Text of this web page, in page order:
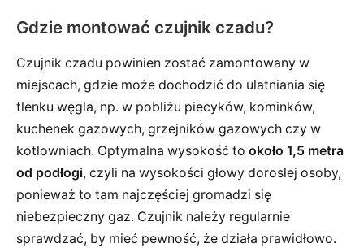
Gdzie montować czujnik czadu?
Czujnik czadu powinien zostać zamontowany w
miejscach, gdzie może dochodzić do ulatniania się
tlenku węgla, np. w pobliżu piecyków, kominków,
kuchenek gazowych, grzejników gazowych czy w
kotłowniach. Optymalna wysokość to około 1,5 metra
od podłogi, czyli na wysokości głowy dorosłej osoby,
ponieważ to tam najczęściej gromadzi się
niebezpieczny gaz. Czujnik należy regularnie
sprawdzać, by mieć pewność, że działa prawidłowo.